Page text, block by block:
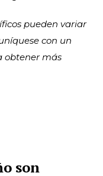
pueden variar
con un
obtener más
son